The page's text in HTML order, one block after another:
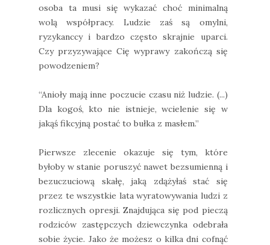
osoba ta musi się wykazać choć minimalną
wolą współpracy. Ludzie zaś są omylni,
ryzykanccy i bardzo często skrajnie uparci.
Czy przyzywające Cię wyprawy zakończą się
powodzeniem?
“Anioły mają inne poczucie czasu niż ludzie. (...)
Dla kogoś, kto nie istnieje, wcielenie się w
jakąś fikcyjną postać to bułka z masłem.”
Pierwsze zlecenie okazuje się tym, które
byłoby w stanie poruszyć nawet bezsumienną i
bezuczuciową skałę, jaką zdążyłaś stać się
przez te wszystkie lata wyratowywania ludzi z
rozlicznych opresji. Znajdująca się pod pieczą
rodziców zastępczych dziewczynka odebrała
sobie życie. Jako że możesz o kilka dni cofnąć